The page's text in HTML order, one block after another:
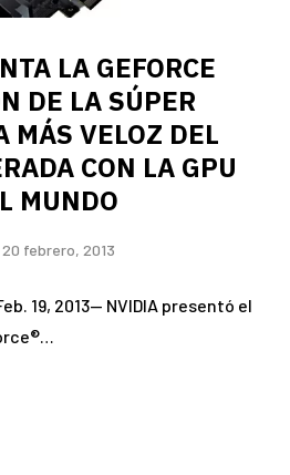
LA GEFORCE
DE LA SÚPER
MÁS VELOZ DEL
CON LA GPU
MUNDO
20 febrero, 2013
19, 2013— NVIDIA presentó el